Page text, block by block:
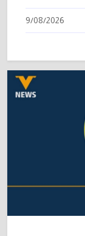
9/08/2026